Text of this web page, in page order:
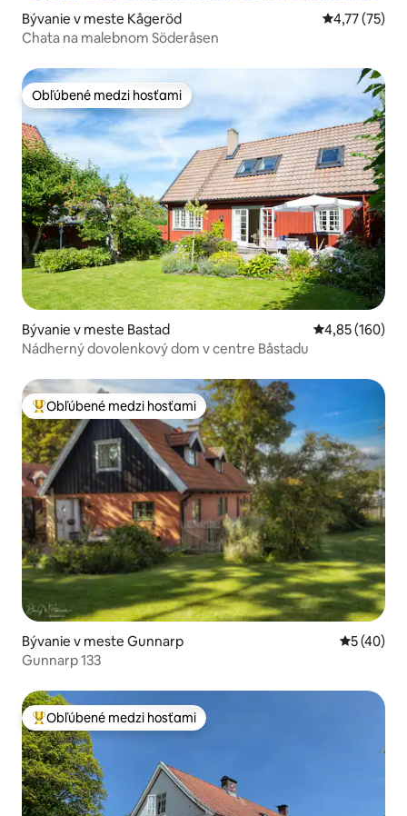
Bývanie v meste Kågeröd Priemerné
4,77 (75)
Chata na malebnom Söderåsen
Obľúbené medzi hosťami
Obľúbené medzi hosťami
Bývanie v meste Bastad Priemerné
4,85 (160)
Nádherný dovolenkový dom v centre Båstadu
Najobľúbenejšie medzi hosťami
Obľúbené medzi hosťami
Bývanie v meste Gunnarp
5 (40)
Gunnarp 133
Najobľúbenejšie medzi hosťami
Obľúbené medzi hosťami